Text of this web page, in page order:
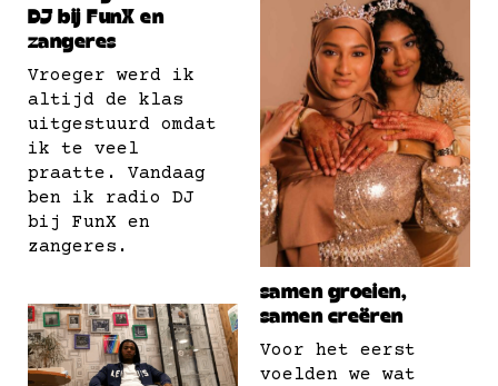
DJ bij FunX en
zangeres
Vroeger werd ik
altijd de klas
uitgestuurd omdat
ik te veel
praatte. Vandaag
ben ik radio DJ
bij FunX en
zangeres.
samen groeien,
samen creëren
Voor het eerst
voelden we wat